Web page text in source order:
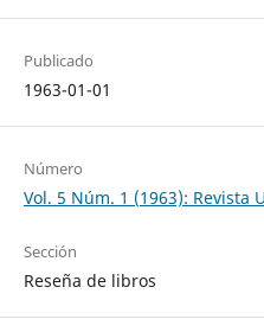
Publicado
1963-01-01
Número
Vol. 5 Núm. 1 (1963): Revista
Sección
Reseña de libros